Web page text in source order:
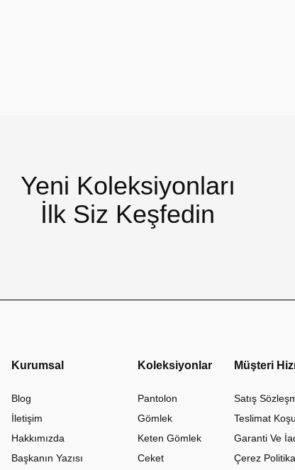
Yeni Koleksiyonları
İlk Siz Keşfedin
Kurumsal
Blog
İletişim
Hakkımızda
Başkanın Yazısı
Koleksiyonlar
Pantolon
Gömlek
Keten Gömlek
Ceket
Müşteri
Satış
Teslimat
Garanti Ve
Çerez